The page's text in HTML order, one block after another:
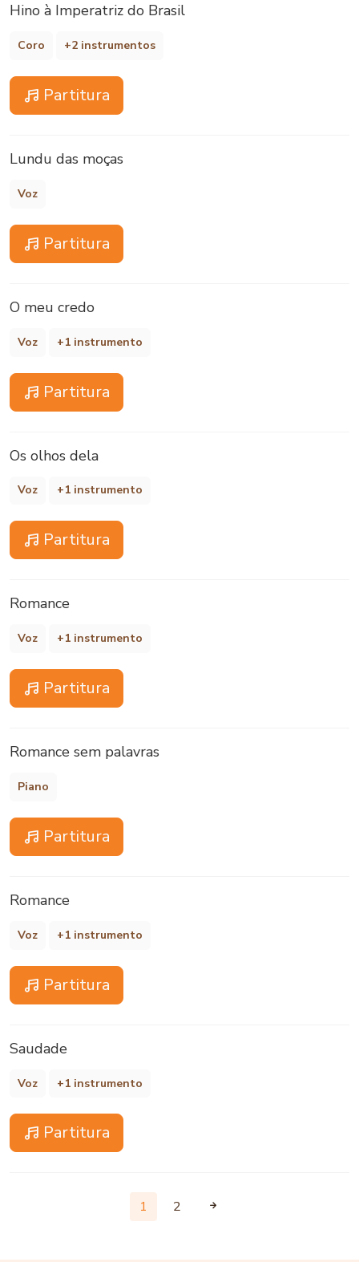
Hino à Imperatriz do Brasil
Coro +2 instrumentos
Partitura
Lundu das moças
Voz
Partitura
O meu credo
Voz +1 instrumento
Partitura
Os olhos dela
Voz +1 instrumento
Partitura
Romance
Voz +1 instrumento
Partitura
Romance sem palavras
Piano
Partitura
Romance
Voz +1 instrumento
Partitura
Saudade
Voz +1 instrumento
Partitura
1 2